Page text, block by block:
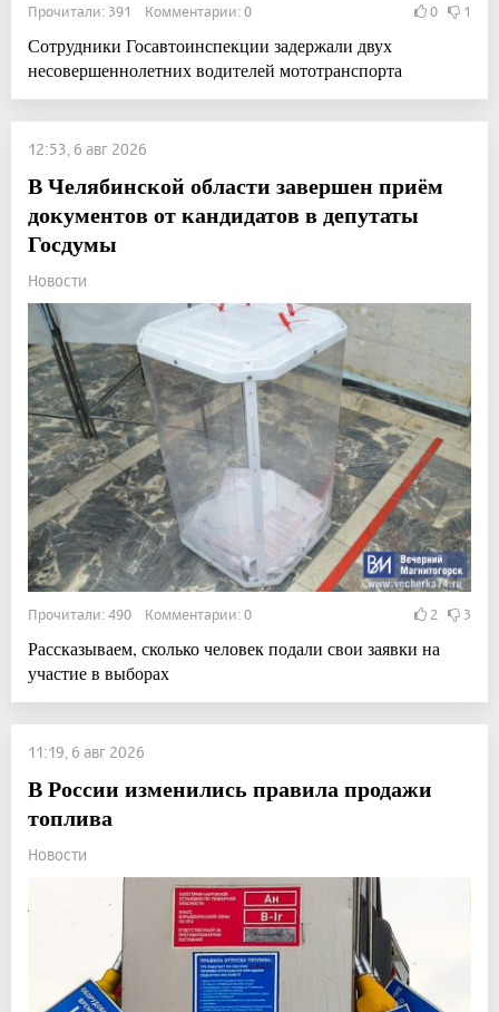
Прочитали: 391 Комментарии: 0 0 1
Сотрудники Госавтоинспекции задержали двух
несовершеннолетних водителей мототранспорта
12:53, 6 авг 2026
В Челябинской области завершен приём
документов от кандидатов в депутаты
Госдумы
Новости
Прочитали: 490 Комментарии: 0 2 3
Рассказываем, сколько человек подали свои заявки на
участие в выборах
11:19, 6 авг 2026
В России изменились правила продажи
топлива
Новости